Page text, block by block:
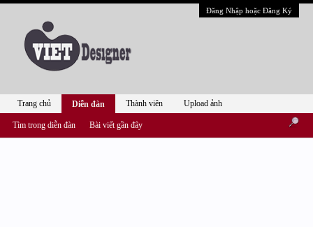
Đăng Nhập hoặc Đăng Ký
Trang chủ Diễn đàn
Tìm trong diễn đàn Bài viết gần đây
Thành viên Upload ảnh